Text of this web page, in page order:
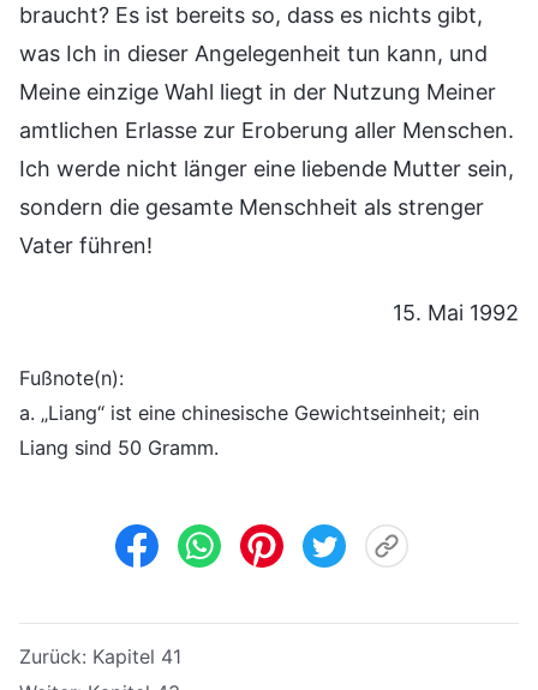
braucht? Es ist bereits so, dass es nichts gibt,
was Ich in dieser Angelegenheit tun kann, und
Meine einzige Wahl liegt in der Nutzung Meiner
amtlichen Erlasse zur Eroberung aller Menschen.
Ich werde nicht länger eine liebende Mutter sein,
sondern die gesamte Menschheit als strenger
Vater führen!
15. Mai 1992
Fußnote(n):
a. „Liang“ ist eine chinesische Gewichtseinheit; ein
Liang sind 50 Gramm.
Zurück: Kapitel 41